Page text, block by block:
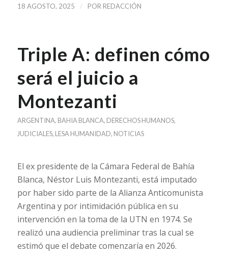
18 AGOSTO, 2025 / POR REDACCIÓN
Triple A: definen cómo
será el juicio a
Montezanti
ARGENTINA, BAHIA BLANCA, DERECHOS HUMANOS,
JUDICIALES, LESA HUMANIDAD, NOTICIAS
El ex presidente de la Cámara Federal de Bahía
Blanca, Néstor Luis Montezanti, está imputado
por haber sido parte de la Alianza Anticomunista
Argentina y por intimidación pública en su
intervención en la toma de la UTN en 1974. Se
realizó una audiencia preliminar tras la cual se
estimó que el debate comenzaría en 2026.